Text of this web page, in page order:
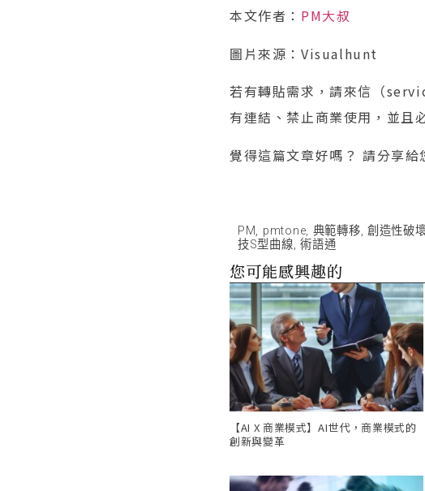
本文作者： PM大叔
圖片來源：Visualhunt
若有轉貼需求，請來信（
有連結、禁止商業使用，並且
覺得這篇文章好嗎？ 請分享給
PM, pmtone, 典範轉移,創造性破
技S型曲線,術語通
您可能感興趣的
【AI X 商業模式】AI世代，商業模式的
創新與變革